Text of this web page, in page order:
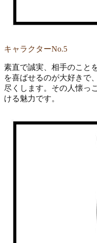
キャラクターNo.5
素直で誠実、相手のこと
を喜ばせるのが大好きで
尽くします。その人懐っ
ける魅力です。